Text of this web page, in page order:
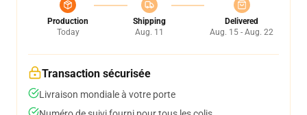
Production
Today
Shipping
Aug. 11
Delivered
Aug. 15 - Aug. 22
Transaction sécurisée
Livraison mondiale à votre porte